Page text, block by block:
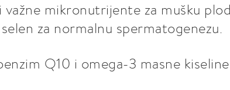
mikronutrijente za mušku
za normalnu spermatogenezu.
Q10 i omega-3 masne